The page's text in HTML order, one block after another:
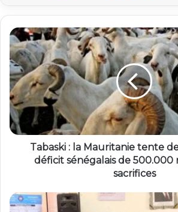
Tabaski : la Mauritanie tente
déficit sénégalais de 500.000
sacrifices